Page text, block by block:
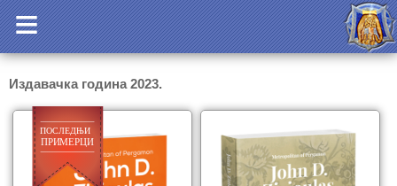
Издавачка година 2023.